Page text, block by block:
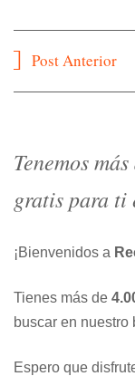
Navegación
Post Anterior
Tenemos
gratis para ti
¡Bienvenidos a
Tienes más de
buscar en nuestro
Espero que